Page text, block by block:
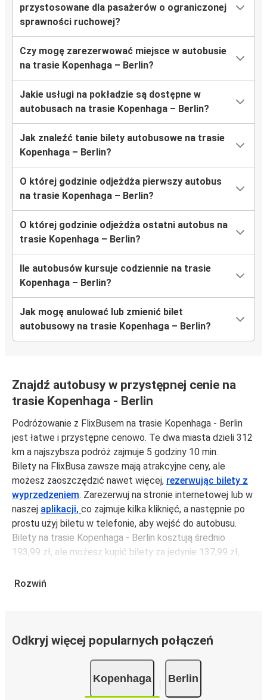
przystosowane dla pasażerów o ograniczonej
sprawności ruchowej?
Czy mogę zarezerwować miejsce w autobusie
na trasie Kopenhaga – Berlin?
Jakie usługi na pokładzie są dostępne w
autobusach na trasie Kopenhaga – Berlin?
Jak znaleźć tanie bilety autobusowe na trasie
Kopenhaga – Berlin?
O której godzinie odjeżdża pierwszy autobus
na trasie Kopenhaga – Berlin?
O której godzinie odjeżdża ostatni autobus na
trasie Kopenhaga – Berlin?
Ile autobusów kursuje codziennie na trasie
Kopenhaga – Berlin?
Jak mogę anulować lub zmienić bilet
autobusowy na trasie Kopenhaga – Berlin?
Znajdź autobusy w przystępnej cenie na
trasie Kopenhaga - Berlin
Podróżowanie z FlixBusem na trasie Kopenhaga - Berlin
jest łatwe i przystępne cenowo. Te dwa miasta dzieli 312
km a najszybsza podróż zajmuje 5 godziny 10 min.
Bilety na FlixBusa zawsze mają atrakcyjne ceny, ale
możesz zaoszczędzić nawet więcej, rezerwując bilety z
wyprzedzeniem. Zarezerwuj na stronie internetowej lub w
naszej aplikacji, co zajmuje kilka kliknięć, a następnie po
prostu użyj biletu w telefonie, aby wejść do autobusu.
Bilety na trasie Kopenhaga - Berlin kosztują średnio
193,99 zł, ale możesz kupić bilety za jedynie 137,99 zł,
unikając weekendów i świąt. Aby podróżować szybko,
jedynie 5 godziny 10 min.
Podróż autobusemma mniejszy wpływ na środowisko
Rozwiń
Odkryj więcej popularnych połączeń
Kopenhaga Berlin